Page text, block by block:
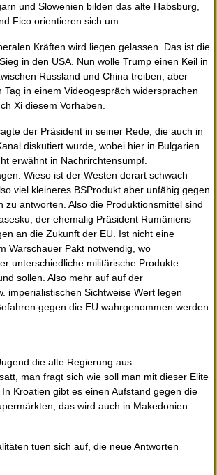
und Slowenien bilden das alte Habsburg,
Fico orientieren sich um.
Kräften wird liegen gelassen. Das ist die
in den USA. Nun wolle Trump einen Keil in
Russland und China treiben, aber
Tag in einem Videogespräch widersprachen
Xi diesem Vorhaben.
der Präsident in seiner Rede, die auch in
diskutiert wurde, wobei hier in Bulgarien
erwähnt in Nachrirchtensumpf.
Wieso ist der Westen derart schwach
viel kleineres BSProdukt aber unfähig gegen
zu antworten. Also die Produktionsmittel sind
der ehemalig Präsident Rumäniens
an die Zukunft der EU. Ist nicht eine
Warschauer Pakt notwendig, wo
unterschiedliche militärische Produkte
sollen. Also mehr auf auf der
imperialistischen Sichtweise Wert legen
gegen die EU wahrgenommen werden
die alte Regierung aus
man fragt sich wie soll man mit dieser Elite
Kroatien gibt es einen Aufstand gegen die
das wird auch in Makedonien
tuen sich auf, die neue Antworten